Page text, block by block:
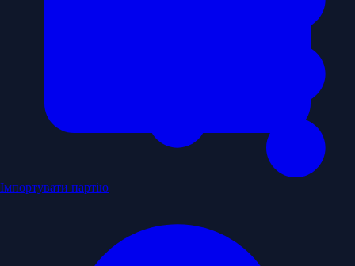
Імпортувати партію